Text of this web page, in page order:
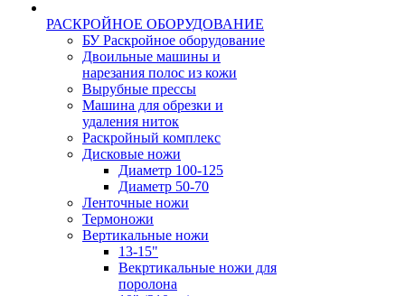
РАСКРОЙНОЕ ОБОРУДОВАНИЕ
БУ Раскройное оборудование
Двоильные машины и
нарезания полос из кожи
Вырубные прессы
Машина для обрезки и
удаления ниток
Раскройный комплекс
Дисковые ножи
Диаметр 100-125
Диаметр 50-70
Ленточные ножи
Термоножи
Вертикальные ножи
13-15"
Векртикальные ножи для
поролона